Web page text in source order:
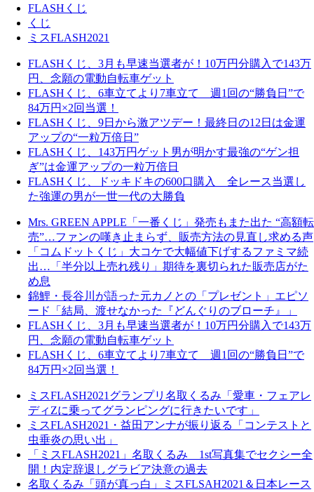
FLASHくじ
くじ
ミスFLASH2021
FLASHくじ、3月も早速当選者が！10万円分購入で143万
円、念願の電動自転車ゲット
FLASHくじ、6車立てより7車立て 週1回の“勝負日”で
84万円×2回当選！
FLASHくじ、9日から激アツデー！最終日の12日は金運
アップの“一粒万倍日”
FLASHくじ、143万円ゲット男が明かす最強の“ゲン担
ぎ”は金運アップの一粒万倍日
FLASHくじ、ドッキドキの600口購入 全レース当選し
た強運の男が一世一代の大勝負
Mrs. GREEN APPLE「一番くじ」発売もまた出た “高額転
売”…ファンの嘆き止まらず、販売方法の見直し求める声
「コムドットくじ」大コケで大幅値下げするファミマ続
出…「半分以上売れ残り」期待を裏切られた販売店がた
め息
錦鯉・長谷川が語った元カノとの「プレゼント」エピソ
ード「結局、渡せなかった『どんぐりのブローチ』」
FLASHくじ、3月も早速当選者が！10万円分購入で143万
円、念願の電動自転車ゲット
FLASHくじ、6車立てより7車立て 週1回の“勝負日”で
84万円×2回当選！
ミスFLASH2021グランプリ名取くるみ「愛車・フェアレ
ディZに乗ってグランピングに行きたいです」
ミスFLASH2021・益田アンナが振り返る「コンテストと
虫垂炎の思い出」
「ミスFLASH2021」名取くるみ 1st写真集でセクシー全
開！内定辞退しグラビア決意の過去
名取くるみ「頭が真っ白」ミスFLSAH2021＆日本レース